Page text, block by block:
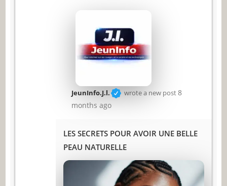
JeunInfo.J.l. wrote a new post8
months ago
LES SECRETS POUR AVOIR UNE BELLE
PEAU NATURELLE